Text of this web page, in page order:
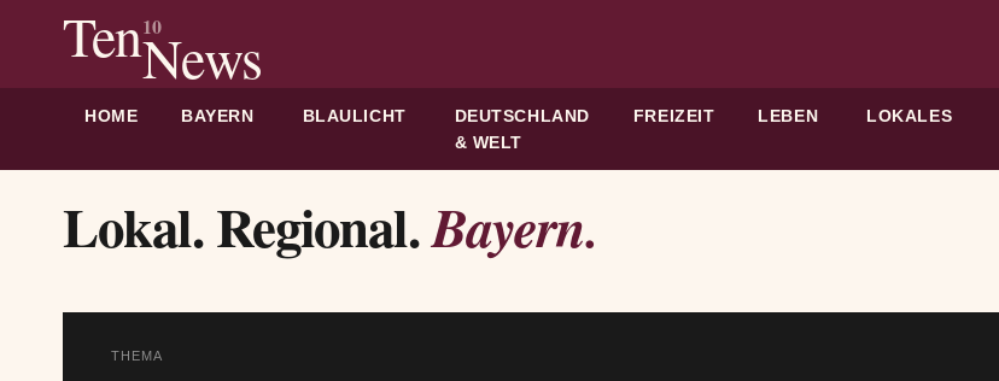
Ten10
News
HOME BAYERN BLAULICHT
DEUTSCHLAND
& WELT
FREIZEIT LEBEN LOKALES
Lokal. Regional.Bayern.
THEMA